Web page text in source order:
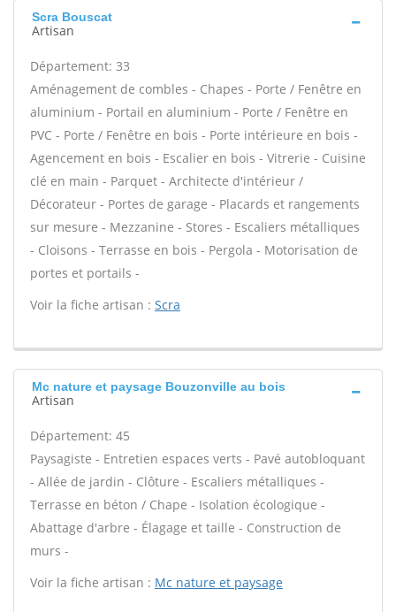
Scra Bouscat
Artisan
Département: 33
Aménagement de combles - Chapes - Porte / Fenêtre en
aluminium - Portail en aluminium - Porte / Fenêtre en
PVC - Porte / Fenêtre en bois - Porte intérieure en bois -
Agencement en bois - Escalier en bois - Vitrerie - Cuisine
clé en main - Parquet - Architecte d'intérieur /
Décorateur - Portes de garage - Placards et rangements
sur mesure - Mezzanine - Stores - Escaliers métalliques
- Cloisons - Terrasse en bois - Pergola - Motorisation de
portes et portails -
Voir la fiche artisan : Scra
Mc nature et paysage Bouzonville au bois
Artisan
Département: 45
Paysagiste - Entretien espaces verts - Pavé autobloquant
- Allée de jardin - Clôture - Escaliers métalliques -
Terrasse en béton / Chape - Isolation écologique -
Abattage d'arbre - Élagage et taille - Construction de
murs -
Voir la fiche artisan : Mc nature et paysage